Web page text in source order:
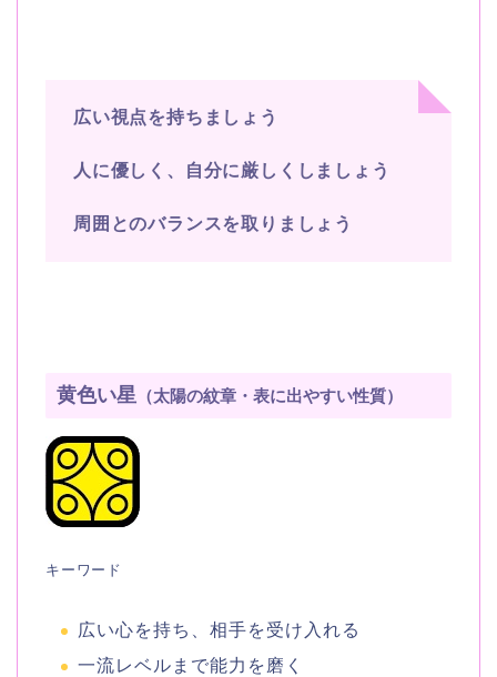
広い視点を持ちましょう
人に優しく、自分に厳しくしましょう
周囲とのバランスを取りましょう
黄色い星 （太陽の紋章・表に出やすい性質）
キーワード
広い心を持ち、相手を受け入れる
一流レベルまで能力を磨く